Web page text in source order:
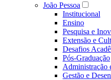
João Pessoa
Institucional
Ensino
Pesquisa e
Extensão e
Desafios
Pós-Graduação
Administração
Gestão e